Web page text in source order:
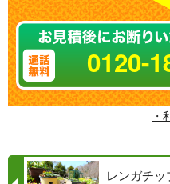
0120-
・
レンガチ